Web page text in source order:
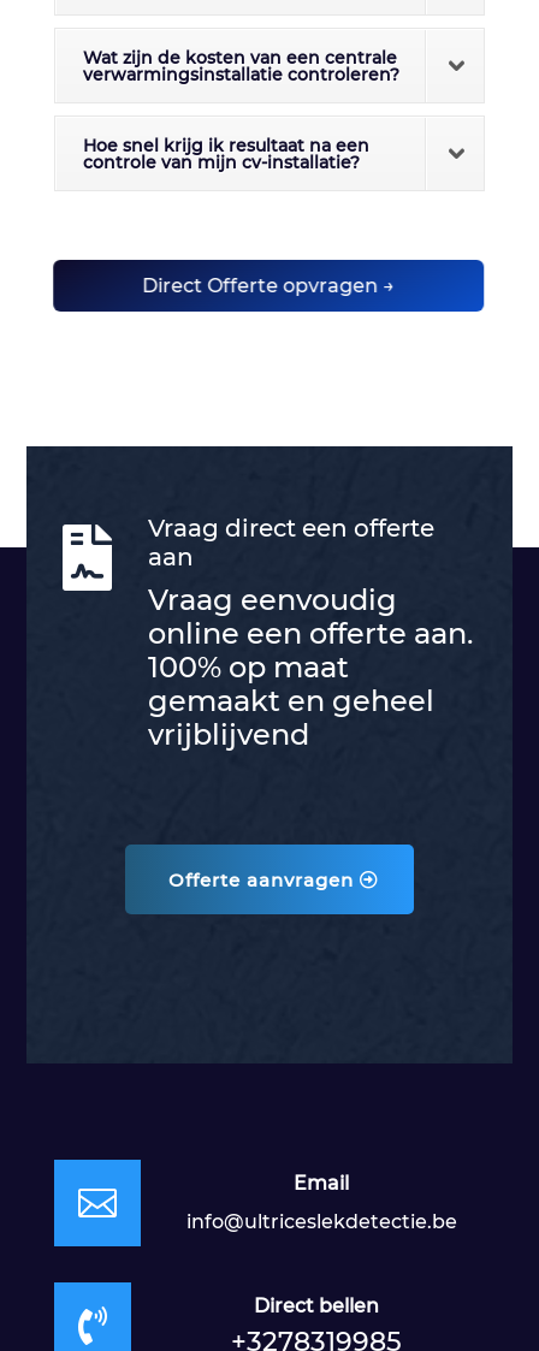
Wat zijn de kosten van een centrale
verwarmingsinstallatie controleren?
Hoe snel krijg ik resultaat na een
controle van mijn cv-installatie?
Direct Offerte opvragen →

Vraag direct een offerte
aan
Vraag eenvoudig
online een offerte aan.
100% op maat
gemaakt en geheel
vrijblijvend
Offerte aanvragen

Email
info@ultriceslekdetectie.be

Direct bellen
+3278319985